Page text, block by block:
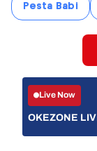
Pesta Babi
Live Now
OKEZONE